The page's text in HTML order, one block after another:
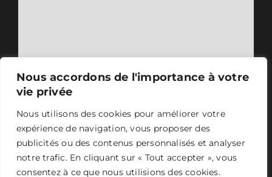
Nous accordons de l'importance à votre
vie privée
Nous utilisons des cookies pour améliorer votre
expérience de navigation, vous proposer des
publicités ou des contenus personnalisés et analyser
notre trafic. En cliquant sur « Tout accepter », vous
consentez à ce que nous utilisions des cookies.
ASER 2024 - Tous droits réservés - Mentions légales